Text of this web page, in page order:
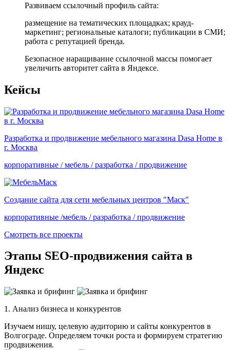
Развиваем ссылочный профиль сайта:
размещение на тематических площадках; крауд-
маркетинг; региональные каталоги; публикации в СМИ;
работа с репутацией бренда.
Безопасное наращивание ссылочной массы помогает
увеличить авторитет сайта в Яндексе.
Кейсы
Разработка и продвижение мебельного магазина Dasa Home в
г. Москва
корпоративные / мебель / разработка / продвижение
Создание сайта для сети мебельных центров "Маск"
корпоративные /мебель / разработка / продвижение
Смотреть все проекты
Этапы SEO-продвижения сайта в
Яндекс
1. Анализ бизнеса и конкурентов
Изучаем нишу, целевую аудиторию и сайты конкурентов в
Волгограде. Определяем точки роста и формируем стратегию
продвижения.